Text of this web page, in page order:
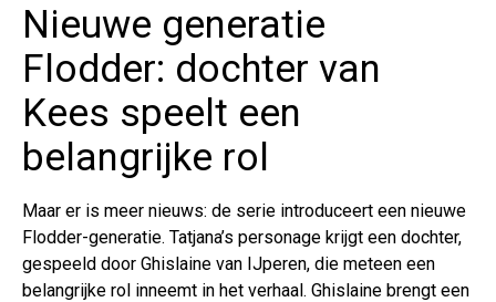
Nieuwe generatie
Flodder: dochter van
Kees speelt een
belangrijke rol
Maar er is meer nieuws: de serie introduceert een nieuwe
Flodder-generatie. Tatjana’s personage krijgt een dochter,
gespeeld door Ghislaine van IJperen, die meteen een
belangrijke rol inneemt in het verhaal. Ghislaine brengt een